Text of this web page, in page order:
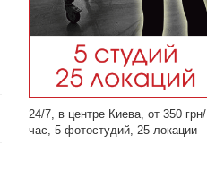
24/7, в центре Киева, от 350 грн/
час, 5 фотостудий, 25 локации